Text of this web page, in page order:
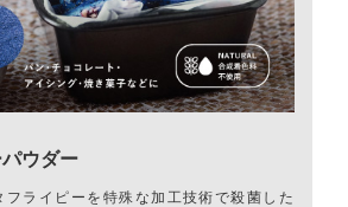
ウダー
ライピーを特殊な加工技術で殺菌した